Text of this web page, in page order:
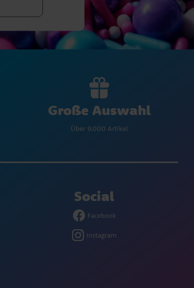
Große Auswahl
Über 9.000 Artikel
Social
Facebook
Instagram